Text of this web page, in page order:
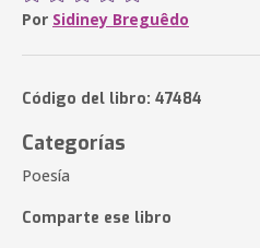
Por Sidiney Breguêdo
Código del libro: 47484
Categorías
Poesía
Comparte ese libro